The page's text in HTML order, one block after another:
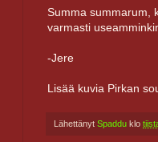
Summa summarum,
varmasti
-Jere
Lisää kuvia Pirkan
Lähettänyt Spaddu klo